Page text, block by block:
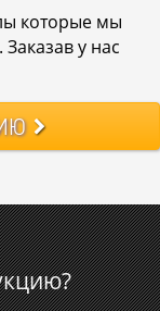
которые мы
у нас